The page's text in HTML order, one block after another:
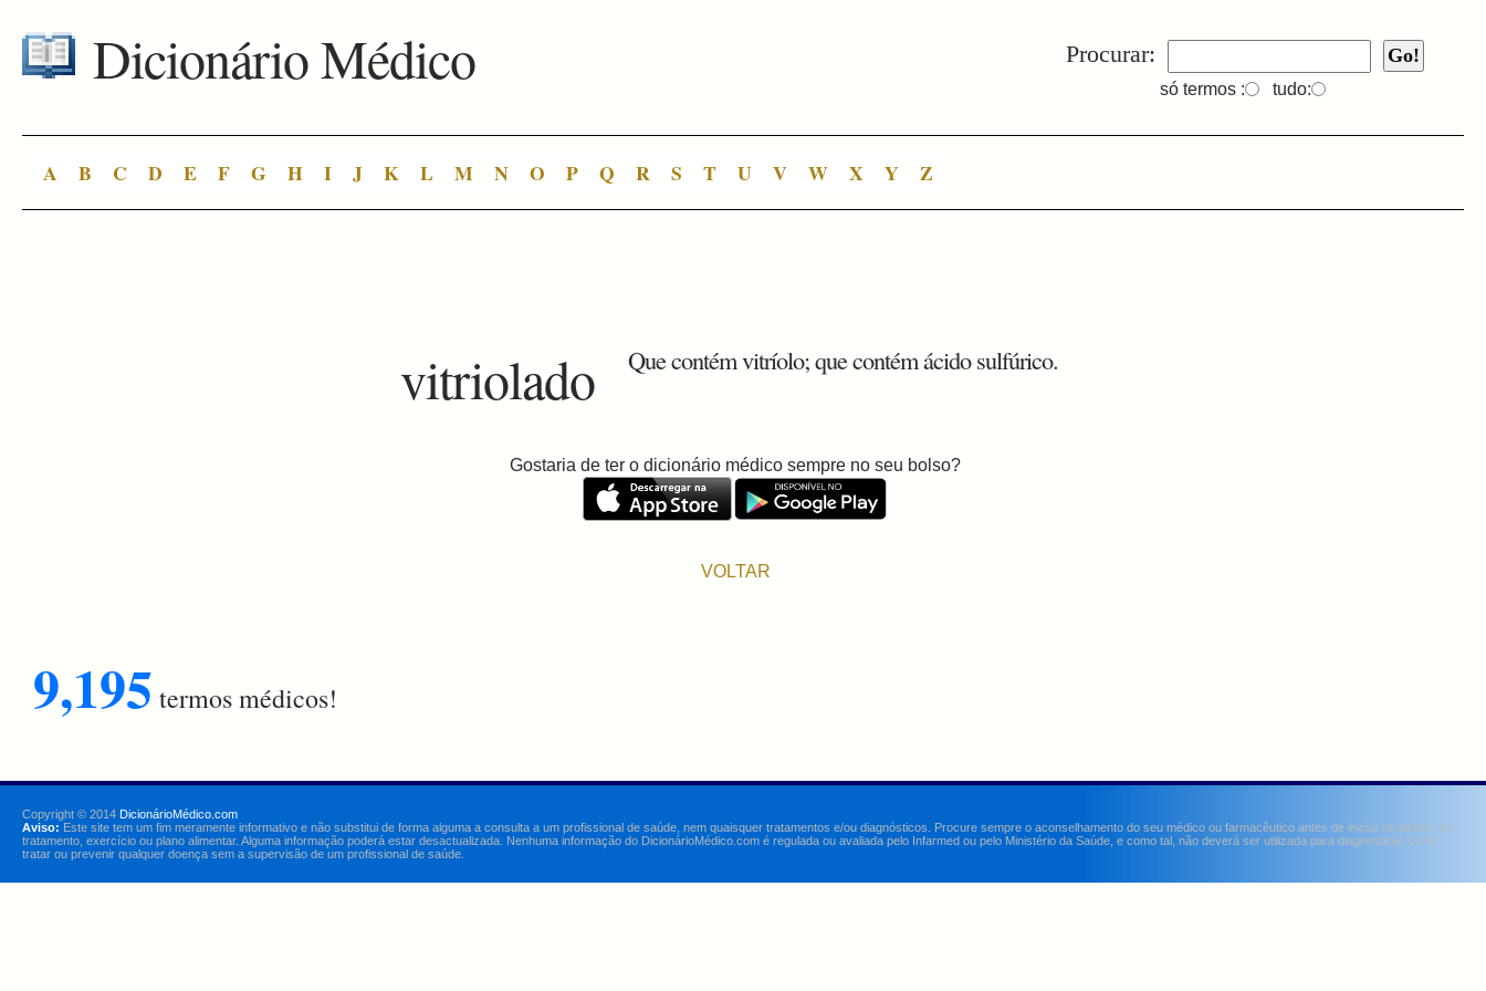
Procurar:
só termos : tudo:
Dicionário Médico
A B C D E F G H I J K L M N O P Q R S T U V W X Y Z
vitriolado Que contém vitríolo; que contém ácido sulfúrico.
Gostaria de ter o dicionário médico sempre no seu bolso?
VOLTAR
9,195 termos médicos!
Copyright © 2014 DicionárioMédico.com
Aviso: Este site tem um fim meramente informativo e não substitui de forma alguma a consulta a um profissional de saúde, nem quaisquer tratamentos e/ou diagnósticos. Procure sempre o aconselhamento do seu médico ou farmacêutico antes de iniciar ou alterar um
tratamento, exercício ou plano alimentar. Alguma informação poderá estar desactualizada. Nenhuma informação do DicionárioMédico.com é regulada ou avaliada pelo Infarmed ou pelo Ministério da Saúde, e como tal, não deverá ser utilizada para diagnosticar, curar,
tratar ou prevenir qualquer doença sem a supervisão de um profissional de saúde.